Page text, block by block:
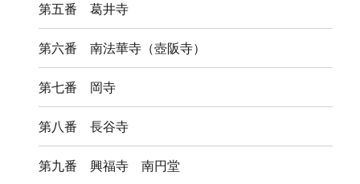
第五番 葛井寺
第六番 南法華寺（壺阪寺）
第七番 岡寺
第八番 長谷寺
第九番 興福寺 南円堂